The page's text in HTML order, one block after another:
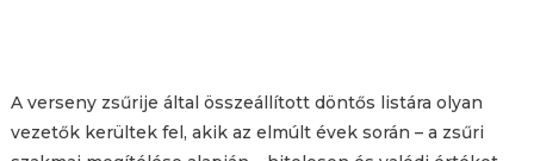
A verseny zsűrije által összeállított döntős listára olyan
vezetők kerültek fel, akik az elmúlt évek során – a zsűri